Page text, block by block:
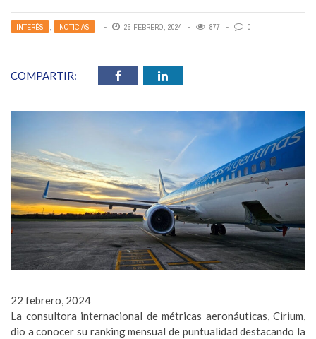
INTERÉS , NOTICIAS 26 FEBRERO, 2024 877 0
COMPARTIR:
22 febrero, 2024
La consultora internacional de métricas aeronáuticas, Cirium,
dio a conocer su ranking mensual de puntualidad destacando la